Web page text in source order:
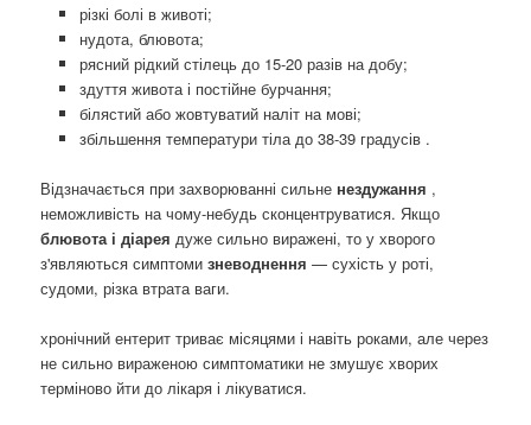
різкі болі в животі;
нудота, блювота;
рясний рідкий стілець до 15-20 разів на добу;
здуття живота і постійне бурчання;
білястий або жовтуватий наліт на мові;
збільшення температури тіла до 38-39 градусів .
Відзначається при захворюванні сильне нездужання ,
неможливість на чому-небудь сконцентруватися. Якщо
блювота і діареядуже сильно виражені, то у хворого
з'являються симптомизневоднення— сухість у роті,
судоми, різка втрата ваги.
хронічний ентерит триває місяцями і навіть роками, але через
не сильно вираженою симптоматики не змушує хворих
терміново йти до лікаря і лікуватися.